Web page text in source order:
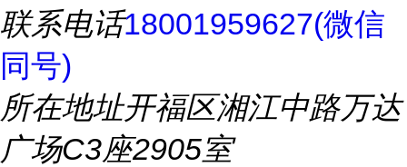
联系电话18001959627(微信
同号)
所在地址开福区湘江中路万达
广场C3座2905室